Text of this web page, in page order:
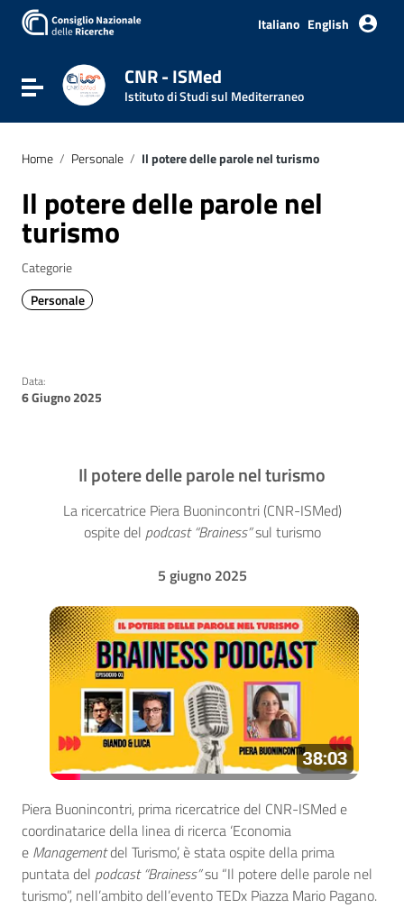
Italiano English
Attiva / disattiva la navigazione
CNR - ISMed
Istituto di Studi sul Mediterraneo
Home / Personale / Il potere delle parole nel turismo
Il potere delle parole nel
turismo
Categorie
Personale
Data:
6 Giugno 2025
Il potere delle parole nel turismo
La ricercatrice Piera Buonincontri (CNR-ISMed)
ospite del podcast “Brainess”sul turismo
5 giugno 2025
Piera Buonincontri, prima ricercatrice del CNR-ISMed e
coordinatarice della linea di ricerca ‘Economia
e Managementdel Turismo’, è stata ospite della prima
puntata del podcast “Brainess”su “Il potere delle parole nel
turismo”, nell’ambito dell’evento TEDx Piazza Mario Pagano.